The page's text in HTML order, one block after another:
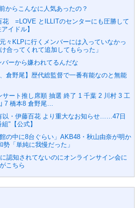
からこんなに人気あったの？
花 =LOVE とILLITのセンターにも圧勝して
イドル】
々KLPに行くメンバーには入っていなかっ
合ってくれて追加してもらった」
ーから嫌われてるんだな
倉野尾】歴代総監督で一番有能なのと無能
ート推し席順 抽選 終了 1 千葉 2 川村 3 工
7 橋本8 倉野尾…
以・伊藤百花 より重大なお知らせ……47日
"【公式】
の中に8台ぐらい」AKB48・秋山由奈が明か
勢「単純に我慢だった」
認知されてないのにオンラインサイン会に
こちら